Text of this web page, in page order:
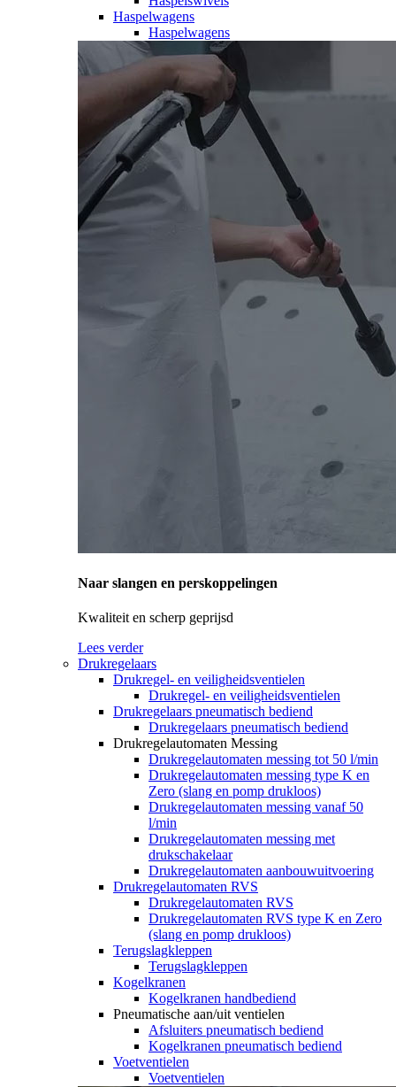
Haspelwagens
Haspelwagens
Naar slangen en perskoppelingen
Kwaliteit en scherp geprijsd
Lees verder
Drukregelaars
Drukregel- en veiligheidsventielen
Drukregel- en veiligheidsventielen
Drukregelaars pneumatisch bediend
Drukregelaars pneumatisch bediend
Drukregelautomaten Messing
Drukregelautomaten messing tot 50 l/min
Drukregelautomaten messing type K en
Zero (slang en pomp drukloos)
Drukregelautomaten messing vanaf 50
l/min
Drukregelautomaten messing met
drukschakelaar
Drukregelautomaten aanbouwuitvoering
Drukregelautomaten RVS
Drukregelautomaten RVS
Drukregelautomaten RVS type K en Zero
(slang en pomp drukloos)
Terugslagkleppen
Terugslagkleppen
Kogelkranen
Kogelkranen handbediend
Pneumatische aan/uit ventielen
Afsluiters pneumatisch bediend
Kogelkranen pneumatisch bediend
Voetventielen
Voetventielen